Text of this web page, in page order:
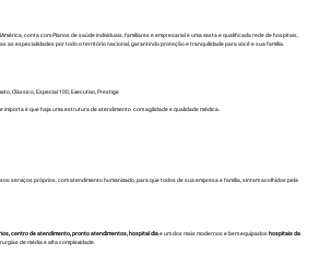
conta com Planos de saúde individuais, familiares e empresarial e uma vasta e qualificada rede de hospitais,
as especialidades por todo o território nacional, garantindo proteção e tranquilidade para você e sua família.
,Clássico,Especial 100,Executivo, Prestige
importa é que haja uma estrutura de atendimento com agilidade e qualidade médica.
serviços próprios, com atendimento humanizado, para que todos de sua empresa e família, sintam acolhidos pela
centro de atendimento, pronto atendimentos, hospital diae um dos mais modernos e bem equipados hospitais da
de média e alta complexidade.